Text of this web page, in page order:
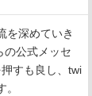
を深めていき
の公式メッセ
すも良し、twi